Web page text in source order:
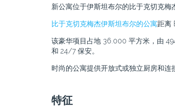
新公寓位于伊斯坦布尔的比于克切克梅
比于克切克梅杰伊斯坦布尔的公寓距离
该豪华项目占地 36.000 平方米，由
和 24/7 保安。
时尚的公寓提供开放式或独立厨房和
特征